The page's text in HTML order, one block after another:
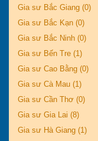
Gia sư Bắc Giang (0)
Gia sư Bắc Kạn (0)
Gia sư Bắc Ninh (0)
Gia sư Bến Tre (1)
Gia sư Cao Bằng (0)
Gia sư Cà Mau (1)
Gia sư Cần Thơ (0)
Gia sư Gia Lai (8)
Gia sư Hà Giang (1)